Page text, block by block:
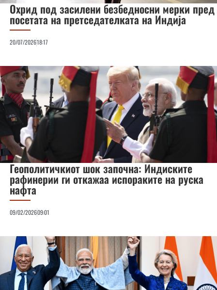
Охрид под засилени безбедносни мерки пред
посетата на претседателката на Индија
20/07/202618:17
Геополитичкиот шок започна: Индиските
рафинерии ги откажаа испораките на руска
нафта
09/02/202609:01